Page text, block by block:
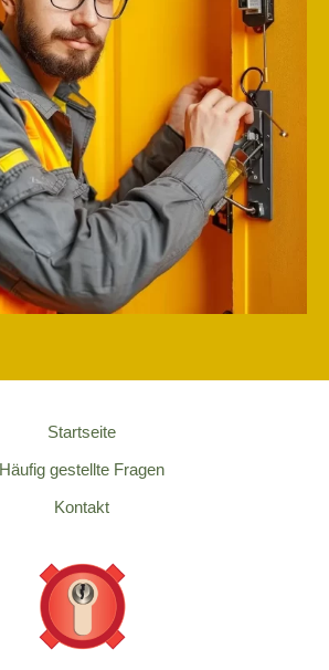
Startseite
Häufig gestellte Fragen
Kontakt